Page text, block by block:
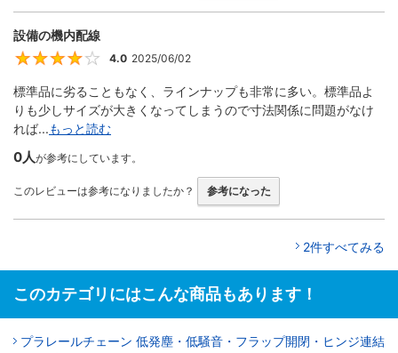
設備の機内配線
4
4.0 2025/06/02
標準品に劣ることもなく、ラインナップも非常に多い。標準品よ
りも少しサイズが大きくなってしまうので寸法関係に問題がなけ
れば...もっと読む
0人が参考にしています。
このレビューは参考になりましたか？ 参考になった
2件すべてみる
このカテゴリにはこんな商品もあります！
プラレールチェーン 低発塵・低騒音・フラップ開閉・ヒンジ連結